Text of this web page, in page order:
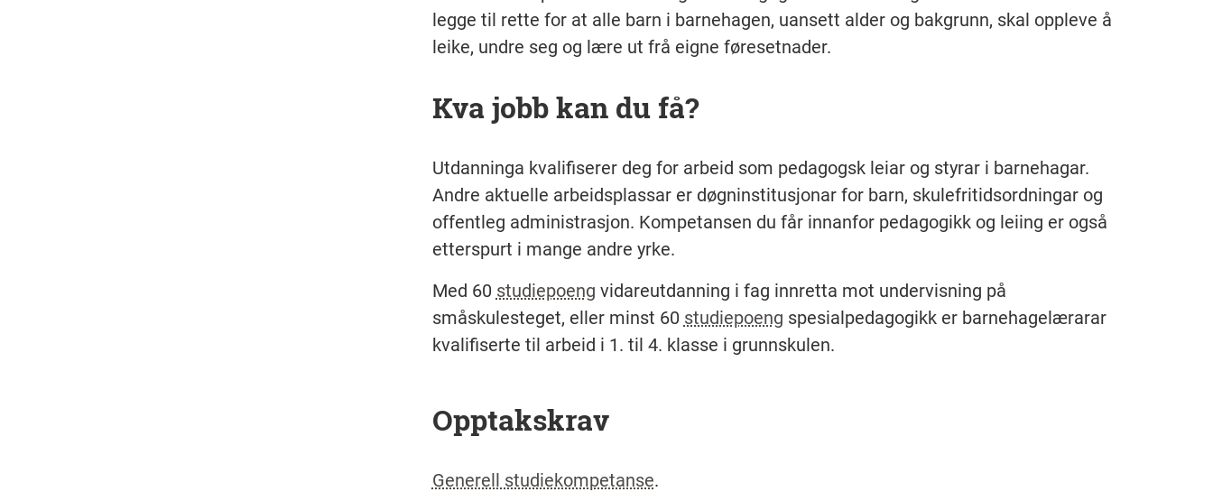
legge til rette for at alle barn i barnehagen, uansett alder og bakgrunn, skal oppleve å
leike, undre seg og lære ut frå eigne føresetnader.
Kva jobb kan du få?
Utdanninga kvalifiserer deg for arbeid som pedagogsk leiar og styrar i barnehagar.
Andre aktuelle arbeidsplassar er døgninstitusjonar for barn, skulefritidsordningar og
offentleg administrasjon. Kompetansen du får innanfor pedagogikk og leiing er også
etterspurt i mange andre yrke.
Med 60 studiepoeng vidareutdanning i fag innretta mot undervisning på
småskulesteget, eller minst 60 studiepoeng spesialpedagogikk er barnehagelærarar
kvalifiserte til arbeid i 1. til 4. klasse i grunnskulen.
Opptakskrav
Generell studiekompetanse.